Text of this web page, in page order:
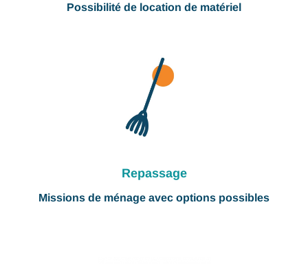
Possibilité de location de matériel
Repassage
Missions de ménage avec options possibles